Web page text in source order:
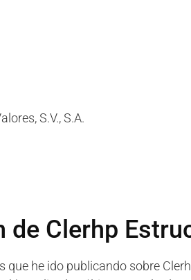
S.V., S.A.
de Clerhp
he ido publicando sobre